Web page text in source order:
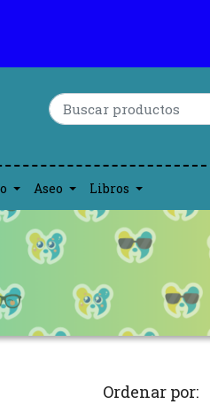
Aseo Libros
Ordenar por: